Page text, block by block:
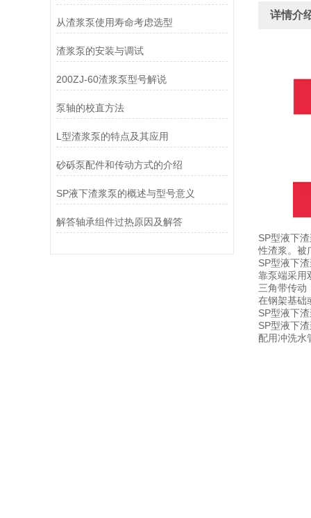
从渣浆泵使用寿命考虑选型
渣浆泵的安装与调试
200ZJ-60渣浆泵型号解说
泵轴的校直方法
L型渣浆泵的特点及其应用
砂砾泵配件和传动方式的介绍
SP液下渣浆泵的概述与型号意义
解答轴承组件过热原因及解答
详情介
SP型液下
性渣浆。被
SP型液下
靠泵端采用
三角带传动
在钢架基础
SP型液下
SP型液下
配用冲洗水